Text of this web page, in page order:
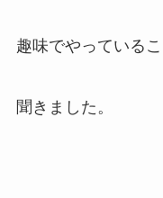
趣味でやっている
聞きました。